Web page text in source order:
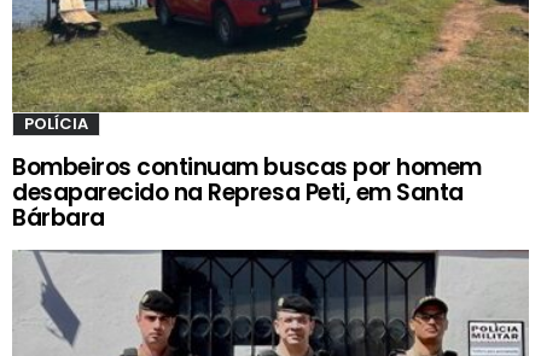
POLÍCIA
Bombeiros continuam buscas por homem
desaparecido na Represa Peti, em Santa
Bárbara